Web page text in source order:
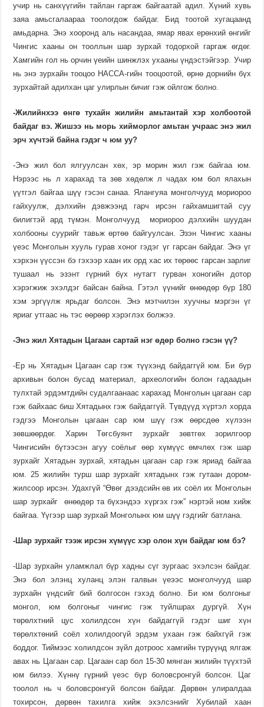
учир нь санхүүгийн тайлан гаргаж байгаатай адил. Хүний хувь
заяа амьсгалаараа тоологдож байдаг. Бид тоотой хугацаанд
амьдарна. Энэ хооронд аль насандаа, ямар явах ерөнхий өнгийг
Чингис хааны он тооллын шар зурхай тодорхой гаргаж өгдөг.
Хамгийн гол нь орчин үеийн шинжлэх ухааны үндэстэйгээр. Учир
нь энэ зурхайн тооцоо НАССА-гийн тооцоотой, өрнө дорнийн бүх
зурхайтай адилхан цаг улирлын бичиг гэж ойлгож болно.
-Жилийнхээ өнгө тухайн жи­лийн амьтантай хэр холбоо­той
байдаг вэ. Жишээ нь морь хийморлог амьтан учраас энэ жил
эрч хүчтэй байна гэдэг ч юм уу?
-Энэ жил бол ялгуулсан хөх, эр морин жил гэж байгаа юм.
Нэрээс нь л харахад та зөв хөдөлж л чадах юм бол ялахын
үүтгэл байгаа шүү гэсэн санаа. Ялангуяа монголчууд мориороо
гайхуулж, дэлхийн дэвжээнд гарч ирсэн гайхамшигтай суу
билигтэй ард түмэн. Монголчууд мориороо дэлхийн шуудан
холбооны суурийг тавьж өртөө байгуулсан. Эзэн Чингис хааны
үеэс Монголын хууль гурав хоног гэдэг үг гарсан байдаг. Энэ үг
хэрхэн үүссэн бэ гэхээр хаан их орд хас их төрөөс гарсан зарлиг
тушаал нь эзэнт гүрний бүх нутагт гурван хоногийн дотор
хэрэгжиж эхэлдэг байсан байна. Гэтэл үүнийг өнөөдөр бүр 180
хэм эргүүлж ярьдаг болсон. Энэ мэтчилэн хуучны мэргэн үг
яриаг утгаас нь тэс өөрөөр хэрэглэх болжээ.
-Энэ жил Хятадын Цагаан сар­­тай нэг өдөр болно гэсэн үү?
-Ер нь Хятадын Цагаан сар гэж түүхэнд байдаггүй юм. Би бүр
архивын болон бусад материал, археологийн болон гадаадын
тулхтай эрдэмтдийн судалгаанаас харахад Монголын цагаан сар
гэж байхаас биш Хята­дынх гэж байдаггүй. Түв­дүүд хүртэл хорда
гэдгээ Монго­лын цагаан сар юм шүү гэж өөрс­дөө хүлээн
зөвшөөрдөг. Харин Төгсбуянт зурхайг зөвтгөх зорилгоор
Чингисийн бүтээсэн агуу соёлыг өөр хүмүүс өмчлөх гэж шар
зурхайг Хятадын зурхай, хятадын цагаан сар гэж яриад байгаа
юм. 25 жилийн турш шар зурхайг хятадынх гэж гутаан до­ром­­
жилсоор ирсэн. Удахгүй “Өвөг дээдсийн өв их соёл их Мон­голын
шар зурхайг өнөөдөр та бүхэндээ хүргэх гэж” нэртэй ном хийж
байгаа. Үүгээр шар зурхай Мон­голынх юм шүү гэдгийг батлана.
-Шар зурхайг тээж ирсэн хүмүүс хэр олон хүн байдаг юм бэ?
-Шар зурхайн уламжлал бүр хадны сүг зургаас эхэлсэн байдаг.
Энэ бол элэнц хуланц элэн галвын үеээс монголчууд шар
зурхайн үндсийг бий бол­го­сон гэхэд болно. Би юм бол­го­ныг
монгол, юм болгоныг чин­­гис гэж туйлшрах дургүй. Хүн
төрөлхтний цус холилдсон хүн байдаггүй гэдэг шиг хүн
төрөлхтөний соёл холилдоогүй эрдэм ухаан гэж байхгүй гэж
боддог. Тиймээс холилдсон зүйл дотроос хамгийн түрүүнд ялгаж
авах нь Цагаан сар. Цагаан сар бол 15-30 мянган жилийн түүхтэй
юм билээ. Хүннү гүрний үеэс бүр боловсронгуй болсон. Цаг
тоолол нь ч боловсронгуй болсон байдаг. Дөрвөн улиралдаа
тохирсон, дөр­вөн тахилга хийж эхэлсэнийг Хубилай хаан